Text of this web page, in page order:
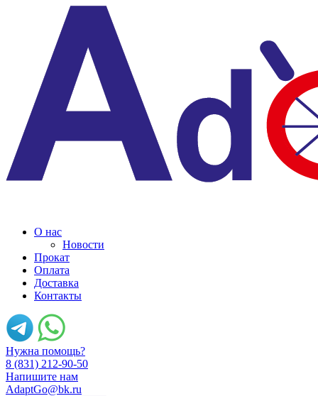
О нас
Новости
Прокат
Оплата
Доставка
Контакты
Нужна помощь?
8 (831) 212-90-50
Напишите нам
AdaptGo@bk.ru